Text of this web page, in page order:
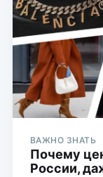
ВАЖНО ЗНАТЬ
Почему
России,